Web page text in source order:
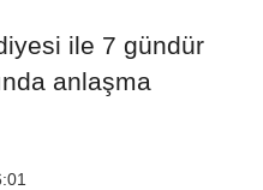
ile 7 gündür
anlaşma